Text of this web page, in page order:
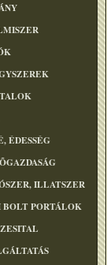
ÉDESSÉG
ILLATSZER
BOLT PORTÁLOK